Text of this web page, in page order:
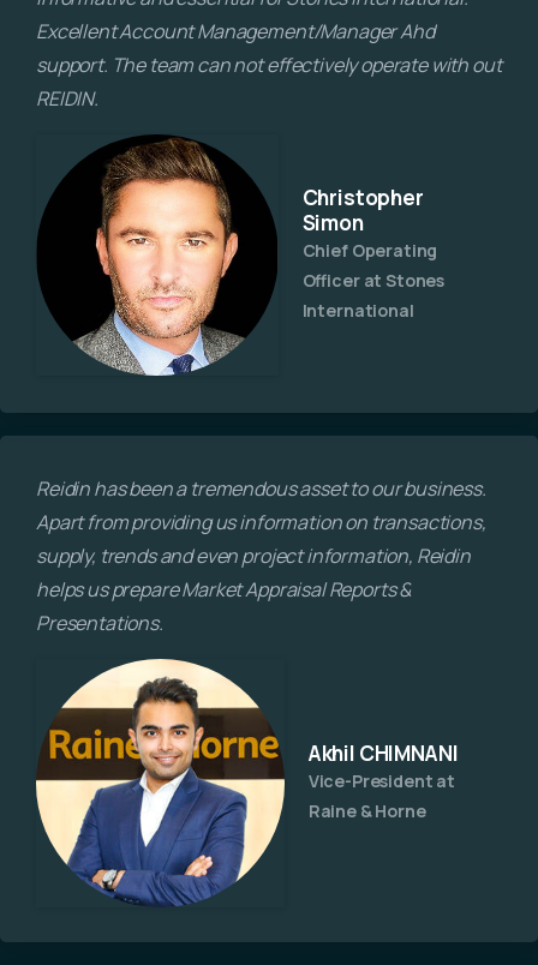
Excellent Account Management/Manager Ahd
support. The team can not effectively operate with out
REIDIN.
Christopher
Simon
Chief Operating
Officer at Stones
International
Reidin has been a tremendous asset to our business.
Apart from providing us information on transactions,
supply, trends and even project information, Reidin
helps us prepare Market Appraisal Reports &
Presentations.
Akhil CHIMNANI
Vice-President at
Raine & Horne